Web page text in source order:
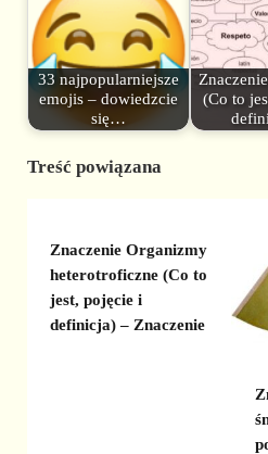
33 najpopularniejsze
emojis – dowiedzcie
się…
(Co to
Treść powiązana
Znaczenie Organizmy
heterotroficzne (Co to
jest, pojęcie i
definicja) – Znaczenie